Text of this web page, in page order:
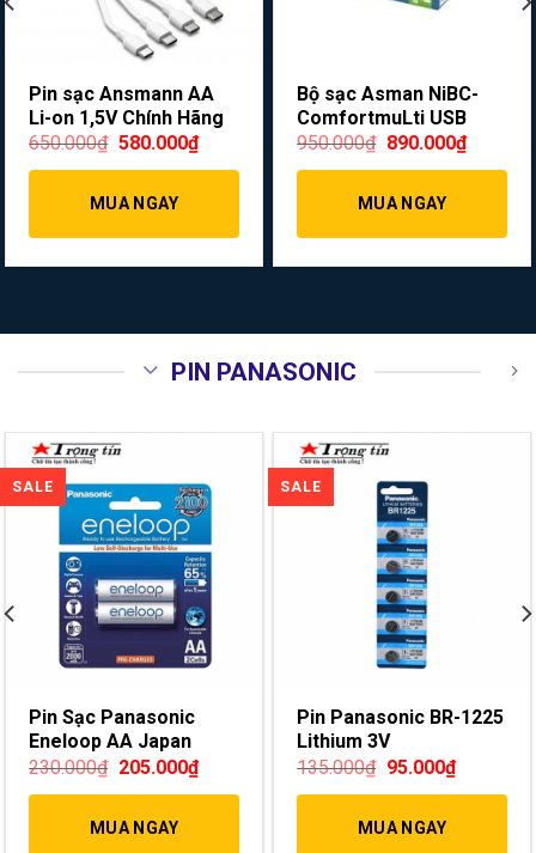
Pin sạc Ansmann AA
Li-on 1,5V Chính Hãng
650.000₫ 580.000₫
MUA NGAY
Bộ sạc Asman NiBC-
ComfortmuLti USB
950.000₫ 890.000₫
MUA NGAY
PIN PANASONIC
Pin Sạc Panasonic
Eneloop AA Japan
230.000₫ 205.000₫
MUA NGAY
Pin Panasonic BR-1225
Lithium 3V
135.000₫ 95.000₫
MUA NGAY